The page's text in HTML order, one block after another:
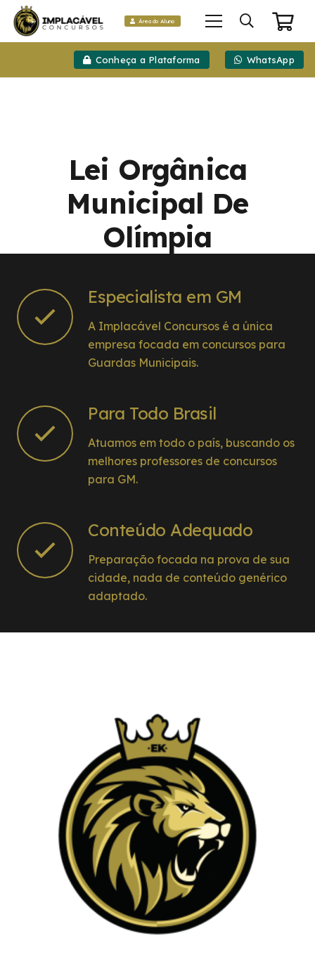
Área do Aluno
Conheça a Plataforma WhatsApp
Lei Orgânica
Municipal De
Olímpia
Especialista em GM
A Implacável Concursos é a única
empresa focada em concursos para
Guardas Municipais.
Para Todo Brasil
Atuamos em todo o país, buscando os
melhores professores de concursos
para GM.
Conteúdo Adequado
Preparação focada na prova de sua
cidade, nada de conteúdo genérico
adaptado.